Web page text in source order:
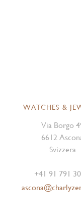
WATCHES &
Via Borgo
6612
Svizzera
+41 91 791